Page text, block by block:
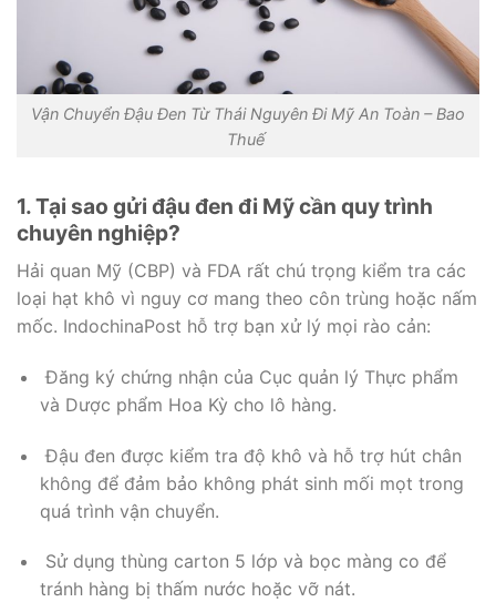
Vận Chuyển Đậu Đen Từ Thái Nguyên Đi Mỹ An Toàn – Bao
Thuế
1. Tại sao gửi đậu đen đi Mỹ cần quy trình
chuyên nghiệp?
Hải quan Mỹ (CBP) và FDA rất chú trọng kiểm tra các
loại hạt khô vì nguy cơ mang theo côn trùng hoặc nấm
mốc. IndochinaPost hỗ trợ bạn xử lý mọi rào cản:
Đăng ký chứng nhận của Cục quản lý Thực phẩm
và Dược phẩm Hoa Kỳ cho lô hàng.
Đậu đen được kiểm tra độ khô và hỗ trợ hút chân
không để đảm bảo không phát sinh mối mọt trong
quá trình vận chuyển.
Sử dụng thùng carton 5 lớp và bọc màng co để
tránh hàng bị thấm nước hoặc vỡ nát.